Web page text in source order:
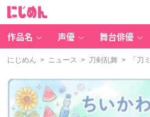
作品名 声優 舞台俳優
にじめん > ニュース > 刀剣乱舞 > 「刀